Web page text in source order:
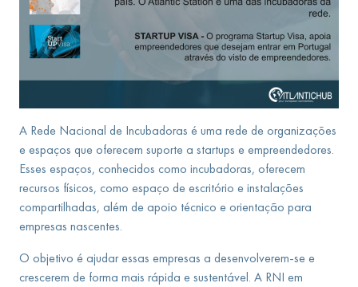
A Rede Nacional de Incubadoras é uma rede de organizações
e espaços que oferecem suporte a startups e empreendedores.
Esses espaços, conhecidos como incubadoras, oferecem
recursos físicos, como espaço de escritório e instalações
compartilhadas, além de apoio técnico e orientação para
empresas nascentes.
O objetivo é ajudar essas empresas a desenvolverem-se e
crescerem de forma mais rápida e sustentável. A RNI em